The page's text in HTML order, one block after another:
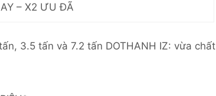
– X2 ƯU ĐÃ
3.5 tấn và 7.2 tấn DOTHANH IZ: vừa chất